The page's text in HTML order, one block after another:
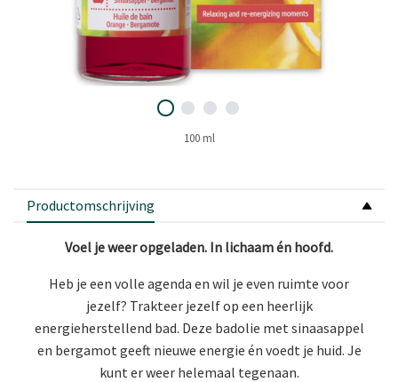
100 ml
Productomschrijving
Voel je weer opgeladen. In lichaam én hoofd.
Heb je een volle agenda en wil je even ruimte voor
jezelf? Trakteer jezelf op een heerlijk
energieherstellend bad. Deze badolie met sinaasappel
en bergamot geeft nieuwe energie én voedt je huid. Je
kunt er weer helemaal tegenaan.